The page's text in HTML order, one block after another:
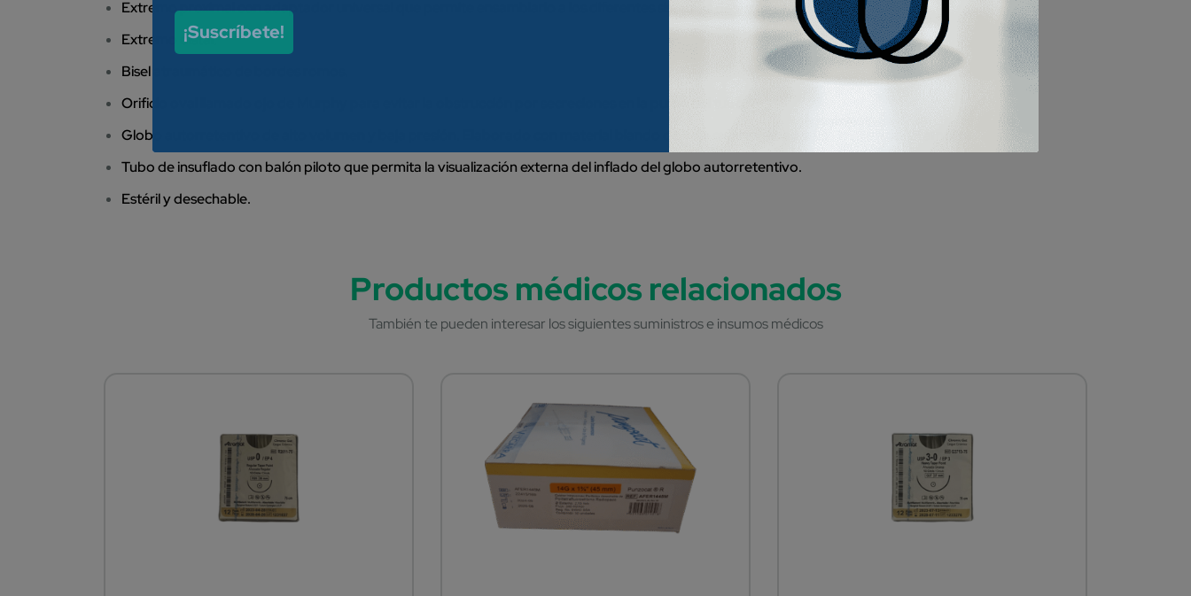
Extremo proximal con adaptador universal que permite ensamblarlo a los diferentes sistemas de ventilación.
Extremo distal.
Bisel atraumático de bordes romos.
Orificio oval llamado ojo de Murphy para evitar la obstrucción por secreciones en la punta del tubo.
Globo autorretentivo de alto volumen y baja presión. Elaborado con material blando de baja extensibilidad y volumen residual amplio.
Tubo de insuflado con balón piloto que permita la visualización externa del inflado del globo autorretentivo.
Estéril y desechable.
¡Suscríbete!